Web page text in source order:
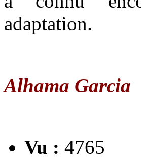
adaptation.
Alhama Garcia
Vu : 4765